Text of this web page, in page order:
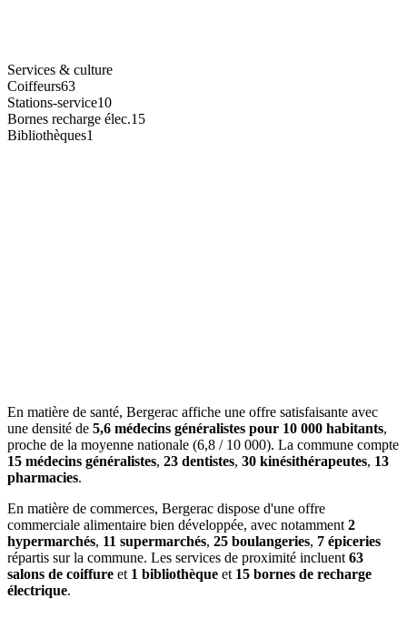
Services & culture
Coiffeurs63
Stations-service10
Bornes recharge élec.15
Bibliothèques1
En matière de santé, Bergerac affiche une offre satisfaisante avec
une densité de 5,6 médecins généralistes pour 10 000 habitants,
proche de la moyenne nationale (6,8 / 10 000). La commune compte
15 médecins généralistes, 23 dentistes, 30 kinésithérapeutes, 13
pharmacies.
En matière de commerces, Bergerac dispose d'une offre
commerciale alimentaire bien développée, avec notamment 2
hypermarchés, 11 supermarchés, 25 boulangeries, 7 épiceries
répartis sur la commune. Les services de proximité incluent 63
salons de coiffure et 1 bibliothèque et 15 bornes de recharge
électrique.